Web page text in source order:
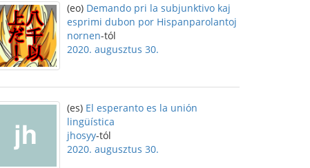
(eo) Demando pri la subjunktivo kaj
esprimi dubon por Hispanparolantoj
nornen-tól
2020. augusztus 30.
(es) El esperanto es la unión
lingüística
jhosyy-tól
2020. augusztus 30.